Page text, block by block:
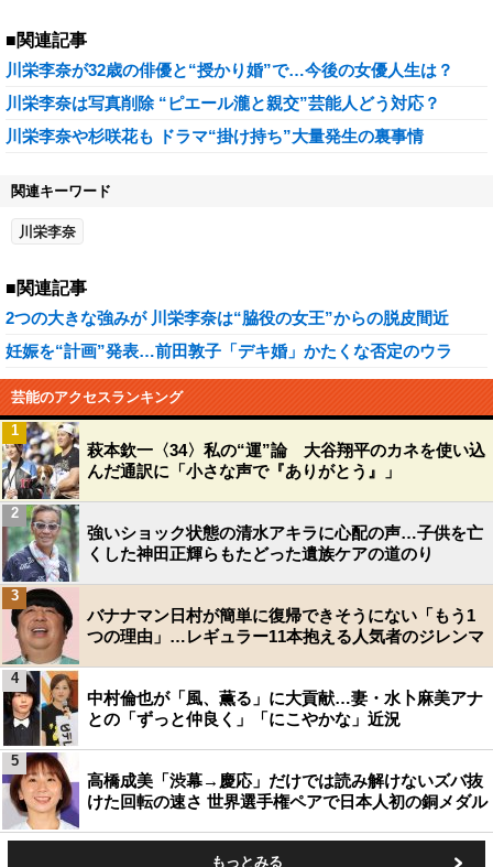
■関連記事
川栄李奈が32歳の俳優と“授かり婚”で…今後の女優人生は？
川栄李奈は写真削除 “ピエール瀧と親交”芸能人どう対応？
川栄李奈や杉咲花も ドラマ“掛け持ち”大量発生の裏事情
関連キーワード
川栄李奈
■関連記事
2つの大きな強みが 川栄李奈は“脇役の女王”からの脱皮間近
妊娠を“計画”発表…前田敦子「デキ婚」かたくな否定のウラ
芸能のアクセスランキング
萩本欽一〈34〉私の“運”論 大谷翔平のカネを使い込
んだ通訳に「小さな声で『ありがとう』」
1
強いショック状態の清水アキラに心配の声…子供を亡
くした神田正輝らもたどった遺族ケアの道のり
2
バナナマン日村が簡単に復帰できそうにない「もう1
つの理由」…レギュラー11本抱える人気者のジレンマ
3
中村倫也が「風、薫る」に大貢献…妻・水卜麻美アナ
との「ずっと仲良く」「にこやかな」近況
4
高橋成美「渋幕→慶応」だけでは読み解けないズバ抜
けた回転の速さ 世界選手権ペアで日本人初の銅メダル
5
もっとみる